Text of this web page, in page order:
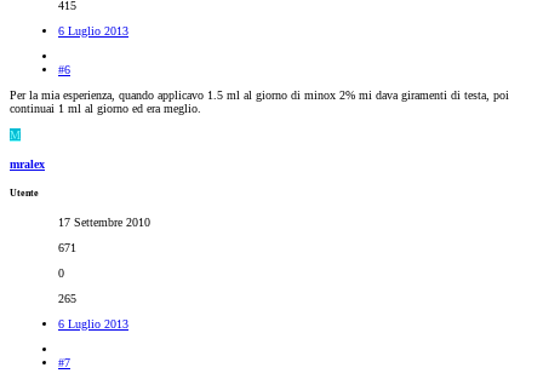
415
6 Luglio 2013
#6
Per la mia esperienza, quando applicavo 1.5 ml al giorno di minox 2% mi dava giramenti di testa, poi
continuai 1 ml al giorno ed era meglio.
M
mralex
Utente
17 Settembre 2010
671
0
265
6 Luglio 2013
#7